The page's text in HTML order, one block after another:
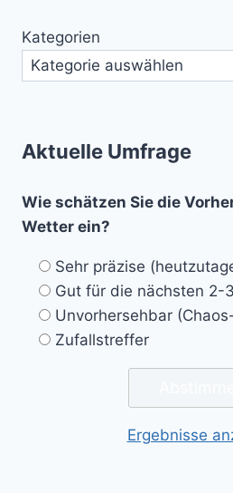
Kategorien
Aktuelle Umfrage
Wie schätzen Sie die
Wetter ein?
Sehr präzise
Gut für die nächsten 2-
Unvorhersehbar
Zufallstreffer
Ergebnisse